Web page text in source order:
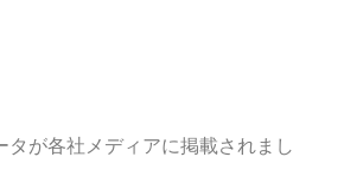
タが各社メディアに掲載されまし